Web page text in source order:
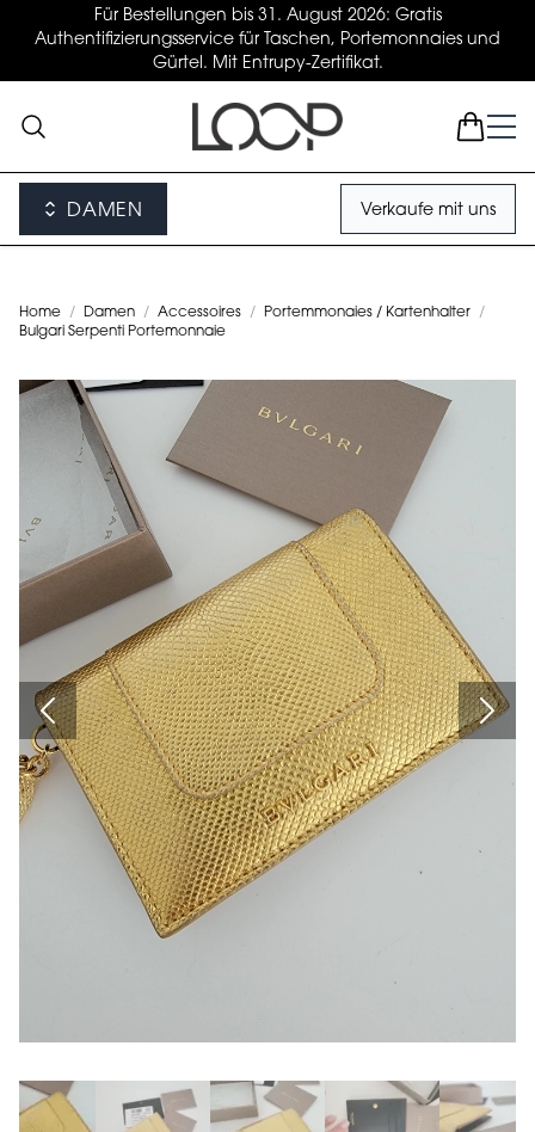
Für Bestellungen bis 31. August 2026: Gratis
Authentifizierungsservice für Taschen, Portemonnaies und
Gürtel. Mit Entrupy-Zertifikat.
DAMEN Verkaufe mit uns
Home / Damen / Accessoires / Portemmonaies / Kartenhalter
/
Bulgari Serpenti Portemonnaie